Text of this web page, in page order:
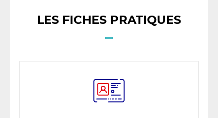
LES FICHES PRATIQUES